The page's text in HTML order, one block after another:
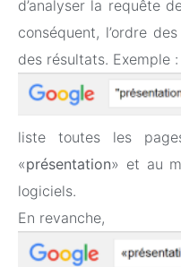
d’analyser la requête
conséquent, l’ordre
des résultats. Exemple :
liste toutes les
«présentation» et au
logiciels.
En revanche,